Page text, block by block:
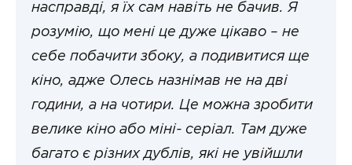
насправді, я їх сам навіть не бачив. Я
розумію, що мені це дуже цікаво – не
себе побачити збоку, а подивитися ще
кіно, адже Олесь назнімав не на дві
години, а на чотири. Це можна зробити
велике кіно або міні- серіал. Там дуже
багато є різних дублів, які не увійшли